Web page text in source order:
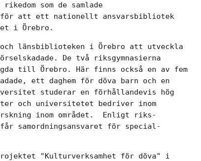
som de samlade
att ett nationellt ansvarsbibliotek
i Örebro.
länsbiblioteken i Örebro att utveckla
De två riksgymnasierna
till Örebro. Här finns också en av fem
ett daghem för döva barn och en
studerar en förhållandevis hög
och universitetet bedriver inom
inom området.  Enligt riks-
samordningsansvaret för special-
"Kulturverksamhet för döva" i